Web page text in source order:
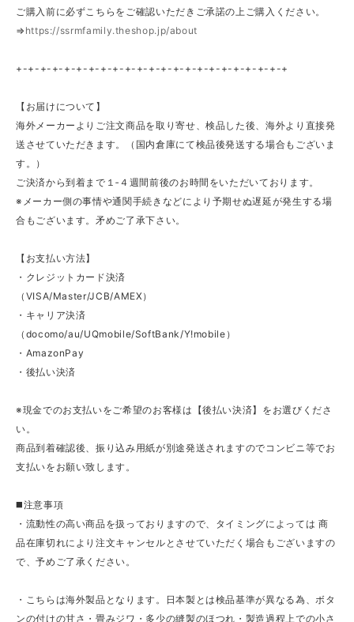
ご購入前に必ずこちらをご確認いただきご承諾の上ご購入ください。
⇒ https://ssrmfamily.theshop.jp/about
+-+-+-+-+-+-+-+-+-+-+-+-+-+-+-+-+-+-+-+-+-+-+
【お届けについて】
海外メーカーよりご注文商品を取り寄せ、検品した後、海外より直接発
送させていただきます。（国内倉庫にて検品後発送する場合もございま
す。）
ご決済から到着まで１‐４週間前後のお時間をいただいております。
※メーカー側の事情や通関手続きなどにより予期せぬ遅延が発生する場
合もございます。矛めご了承下さい。
【お支払い方法】
・クレジットカード決済
（VISA/Master/JCB/AMEX）
・キャリア決済
（docomo/au/UQmobile/SoftBank/Y!mobile）
・AmazonPay
・後払い決済
※現金でのお支払いをご希望のお客様は【後払い決済】をお選びくださ
い。
商品到着確認後、振り込み用紙が別途発送されますのでコンビニ等でお
支払いをお願い致します。
◼️注意事項
・流動性の高い商品を扱っておりますので、タイミングによっては 商
品在庫切れにより注文キャンセルとさせていただく場合もございますの
で、予めご了承ください。
・こちらは海外製品となります。日本製とは検品基準が異なる為、ボタ
ンの付けの甘さ・畳みジワ・多少の縫製のほつれ・製造過程上での小さ